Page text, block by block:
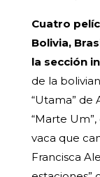
Cuatro
Bolivia,
la sección
de la
“Utama” de
“Marte
vaca que
Francisca